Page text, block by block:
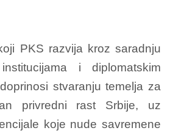
PKS razvija kroz saradnju
i diplomatskim
stvaranju temelja za
privredni rast Srbije, uz
koje nude savremene